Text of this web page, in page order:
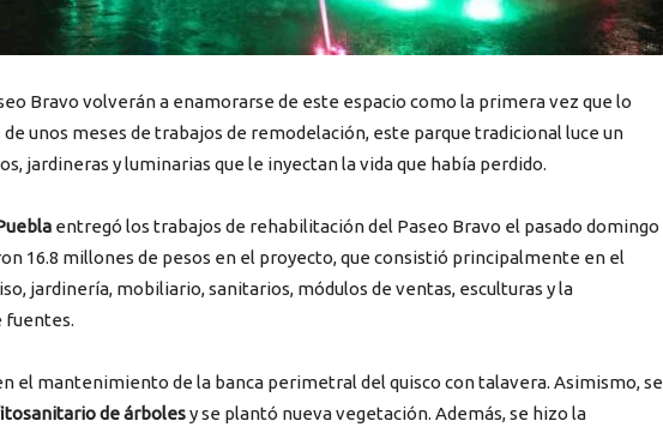
Bravo volverán a enamorarse de este espacio como la primera vez que lo
unos meses de trabajos de remodelación, este parque tradicional luce un
jardineras y luminarias que le inyectan la vida que había perdido.
entregó los trabajos de rehabilitación del Paseo Bravo el pasado domingo
16.8 millones de pesos en el proyecto, que consistió principalmente en el
jardinería, mobiliario, sanitarios, módulos de ventas, esculturas y la
fuentes.
el mantenimiento de la banca perimetral del quisco con talavera. Asimismo, se
de árbolesy se plantó nueva vegetación. Además, se hizo la